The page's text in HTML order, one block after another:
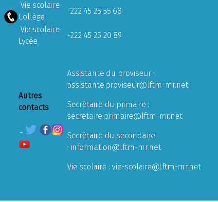
Vie scolaire
Collège
+222 45 25 55 68
Vie scolaire
Lycée
+222 45 25 20 89
Autres
contacts
Assistante du proviseur :
assistante.proviseur@lftm-mr.net
Secrétaire du primaire :
secretaire.primaire@lftm-mr.net
Secrétaire du secondaire
: information@lftm-mr.net
Vie scolaire : vie-scolaire@lftm-mr.net